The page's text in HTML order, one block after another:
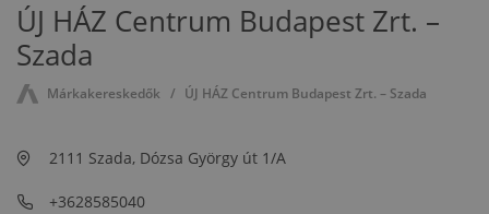
ÚJ HÁZ Centrum Budapest Zrt. –
Szada
Márkakereskedők ÚJ HÁZ Centrum Budapest Zrt. – Szada
2111 Szada, Dózsa György út 1/A
+3628585040